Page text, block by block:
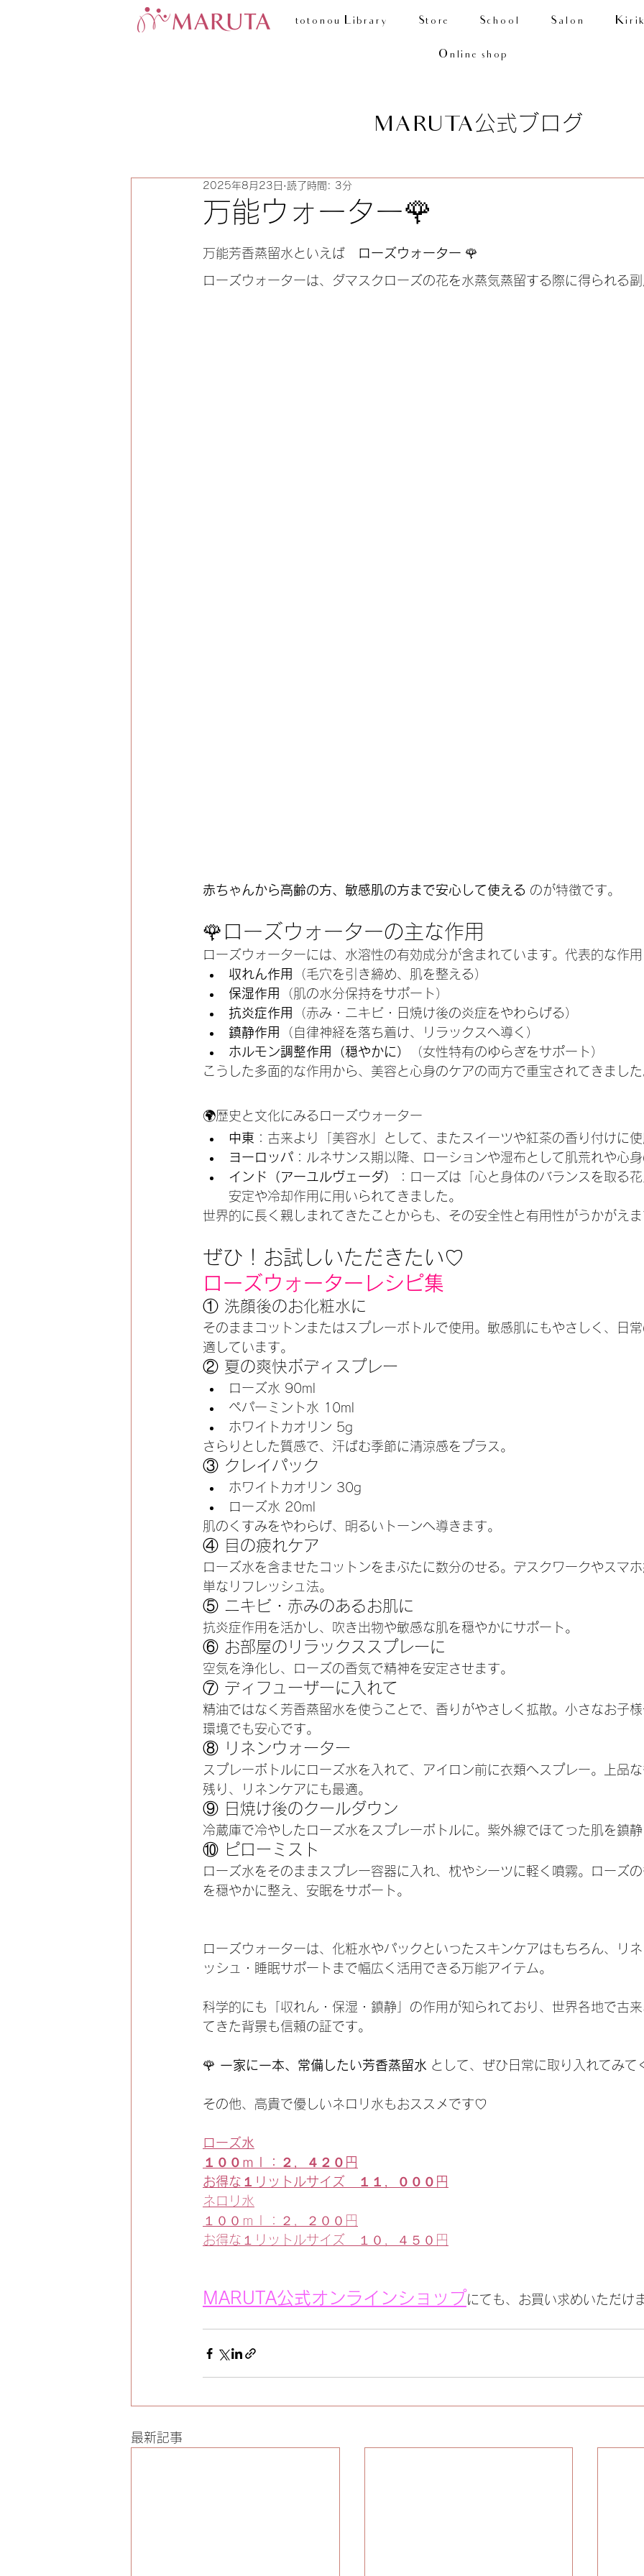
totonou Library Store School Salon
Online shop
MARUTA公式ブログ
万能ウォーター🌹
2025年8月23日 読了時間: 3分
万能芳香蒸留水といえば ローズウォーター 🌹
ローズウォーターは、ダマスクローズの花を水蒸気蒸留する際に得られる副
赤ちゃんから高齢の方、敏感肌の方まで安心して使える のが特徴です。
🌹ローズウォーターの主な作用
ローズウォーターには、水溶性の有効成分が含まれています。代表的な作
収れん作用
（毛穴を引き締め、肌を整える）
保湿作用
（肌の水分保持をサポート）
抗炎症作用
（赤み・ニキビ・日焼け後の炎症をやわらげる）
鎮静作用
（自律神経を落ち着け、リラックスへ導く）
ホルモン調整作用（穏やかに）
（女性特有のゆらぎをサポート）
こうした多面的な作用から、美容と心身のケアの両方で重宝されてきました
🌍歴史と文化にみるローズウォーター
中東 ：古来より「美容水」として、またスイーツや紅茶の香り付けに使
ヨーロッパ ：ルネサンス期以降、ローションや湿布として肌荒れや心身
インド（アーユルヴェーダ）
：ローズは「心と身体のバランスを取る
安定や冷却作用に用いられてきました。
世界的に長く親しまれてきたことからも、その安全性と有用性がうかがえま
ぜひ！お試しいただきたい♡
ローズウォーターレシピ集
① 洗顔後のお化粧水に
そのままコットンまたはスプレーボトルで使用。敏感肌にもやさしく、日
適しています。
② 夏の爽快ボディスプレー
ローズ水 90ml
ペパーミント水 10ml
ホワイトカオリン 5g
さらりとした質感で、汗ばむ季節に清涼感をプラス。
③ クレイパック
ホワイトカオリン 30g
ローズ水 20ml
肌のくすみをやわらげ、明るいトーンへ導きます。
④ 目の疲れケア
ローズ水を含ませたコットンをまぶたに数分のせる。デスクワークやスマ
単なリフレッシュ法。
⑤ ニキビ・赤みのあるお肌に
抗炎症作用を活かし、吹き出物や敏感な肌を穏やかにサポート。
⑥ お部屋のリラックススプレーに
空気を浄化し、ローズの香気で精神を安定させます。
⑦ ディフューザーに入れて
精油ではなく芳香蒸留水を使うことで、香りがやさしく拡散。小さなお子
環境でも安心です。
⑧ リネンウォーター
スプレーボトルにローズ水を入れて、アイロン前に衣類へスプレー。上品
残り、リネンケアにも最適。
⑨ 日焼け後のクールダウン
冷蔵庫で冷やしたローズ水をスプレーボトルに。紫外線でほてった肌を鎮静
⑩ ピローミスト
ローズ水をそのままスプレー容器に入れ、枕やシーツに軽く噴霧。ローズ
を穏やかに整え、安眠をサポート。
ローズウォーターは、化粧水やパックといったスキンケアはもちろん、リ
ッシュ・睡眠サポートまで幅広く活用できる万能アイテム。
科学的にも「収れん・保湿・鎮静」の作用が知られており、世界各地で古
てきた背景も信頼の証です。
🌹 一家に一本、常備したい芳香蒸留水 として、ぜひ日常に取り入れてみ
その他、高貴で優しいネロリ水もおススメです♡
ローズ水
１００ｍｌ：２，４２０円
お得な１リットルサイズ　１１，０００円
ネロリ水
１００ｍｌ：２，２００円
お得な１リットルサイズ　１０，４５０円
MARUTA公式オンラインショップにても、お買い求めいただけ
最新記事